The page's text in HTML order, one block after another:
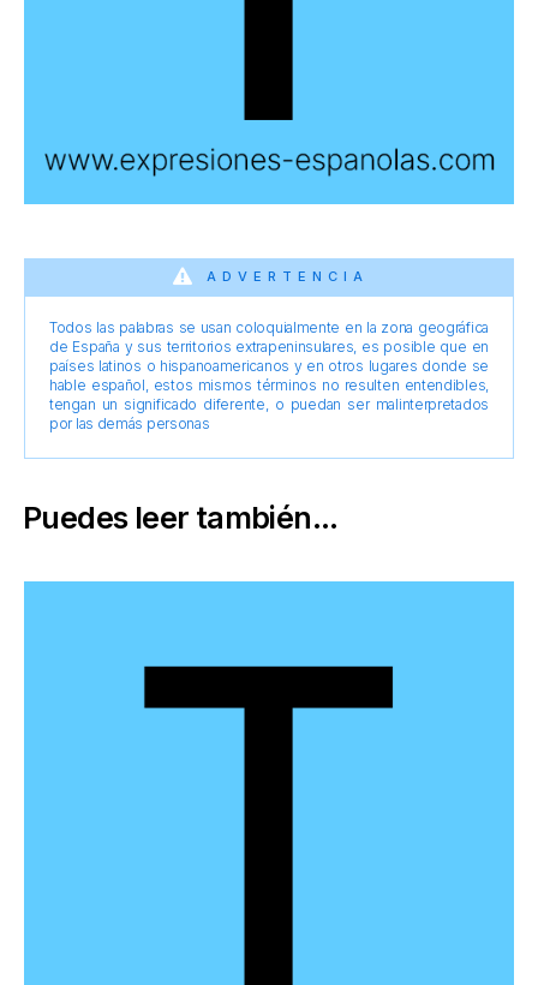
ADVERTENCIA
Todos las palabras se usan coloquialmente en la zona geográfica
de España y sus territorios extrapeninsulares, es posible que en
países latinos o hispanoamericanos y en otros lugares donde se
hable español, estos mismos términos no resulten entendibles,
tengan un significado diferente, o puedan ser malinterpretados
por las demás personas
Puedes leer también...